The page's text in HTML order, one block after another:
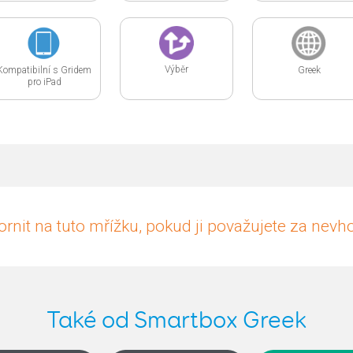
s Gridem
pro iPad
Výběr Greek
na tuto mřížku, pokud ji považujete za
Také od Smartbox Greek